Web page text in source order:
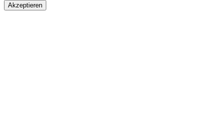
Akzeptieren